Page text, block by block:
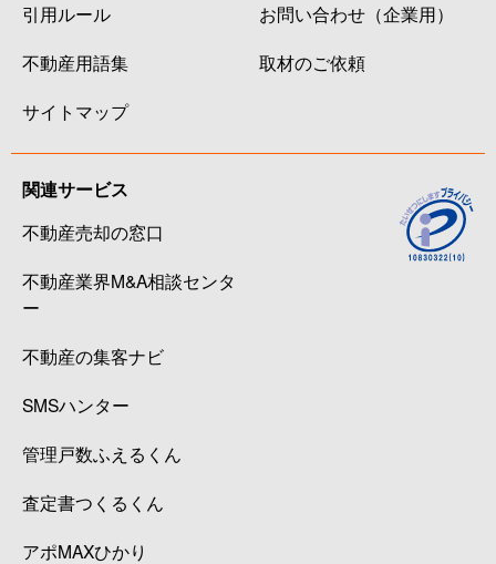
引用ルール
不動産用語集
サイトマップ
お問い合わせ（企業用）
取材のご依頼
関連サービス
不動産売却の窓口
不動産業界M&A相談センタ
ー
不動産の集客ナビ
SMSハンター
管理戸数ふえるくん
査定書つくるくん
アポMAXひかり